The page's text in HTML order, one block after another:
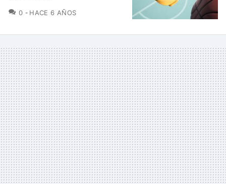
0 COMENTARIOS
HACE 6 AÑOS